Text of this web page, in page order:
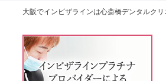
大阪でインビザラインは心斎橋デンタルクリ